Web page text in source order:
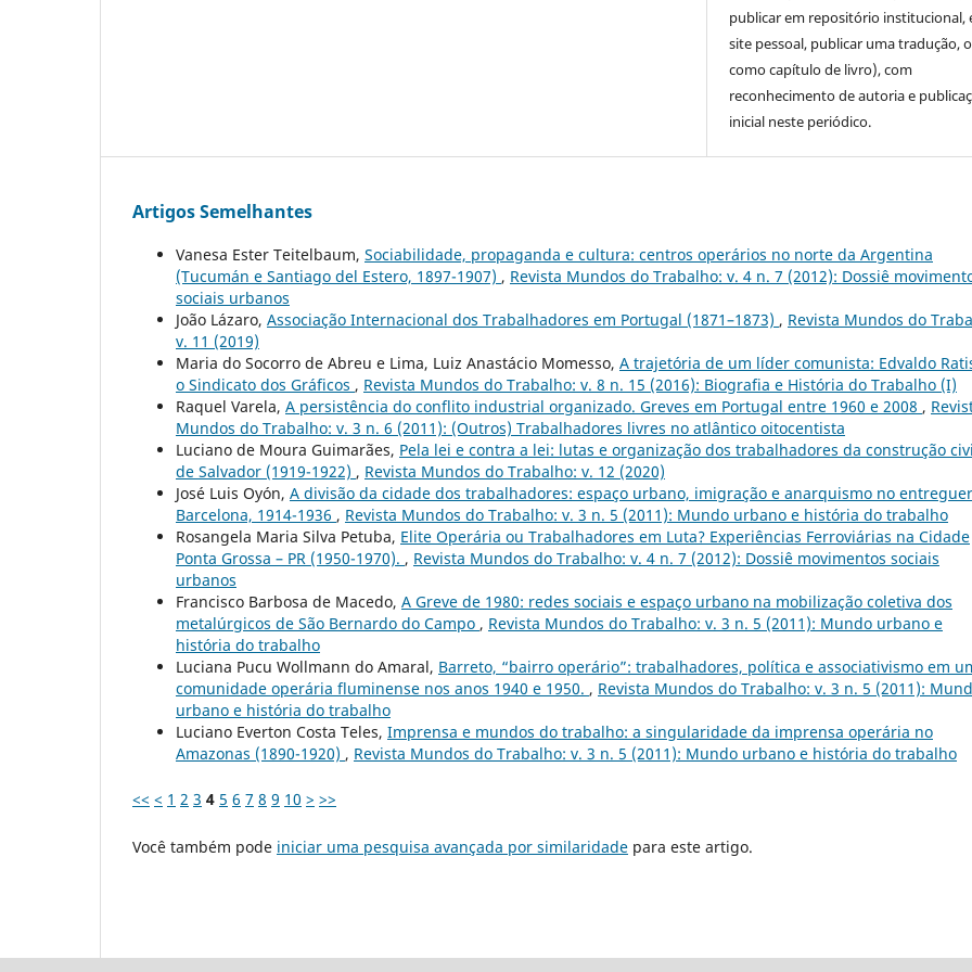
publicar em repositório institucional,
site pessoal, publicar uma tradução,
como capítulo de livro), com
reconhecimento de autoria e
inicial neste periódico.
Artigos Semelhantes
Vanesa Ester Teitelbaum, Sociabilidade, propaganda e cultura: centros operários no norte da Argentina
(Tucumán e Santiago del Estero, 1897-1907) , Revista Mundos do Trabalho: v. 4 n. 7 (2012): Dossiê
sociais urbanos
João Lázaro, Associação Internacional dos Trabalhadores em Portugal (1871–1873) , Revista Mundos do
v. 11 (2019)
Maria do Socorro de Abreu e Lima, Luiz Anastácio Momesso, A trajetória de um líder comunista: Edvaldo
o Sindicato dos Gráficos , Revista Mundos do Trabalho: v. 8 n. 15 (2016): Biografia e História do Trabalho (I)
Raquel Varela, A persistência do conflito industrial organizado. Greves em Portugal entre 1960 e 2008 ,
Mundos do Trabalho: v. 3 n. 6 (2011): (Outros) Trabalhadores livres no atlântico oitocentista
Luciano de Moura Guimarães, Pela lei e contra a lei: lutas e organização dos trabalhadores da construção
de Salvador (1919-1922) , Revista Mundos do Trabalho: v. 12 (2020)
José Luis Oyón, A divisão da cidade dos trabalhadores: espaço urbano, imigração e anarquismo no
Barcelona, 1914-1936 , Revista Mundos do Trabalho: v. 3 n. 5 (2011): Mundo urbano e história do trabalho
Rosangela Maria Silva Petuba, Elite Operária ou Trabalhadores em Luta? Experiências Ferroviárias na Cidade
Ponta Grossa – PR (1950-1970). , Revista Mundos do Trabalho: v. 4 n. 7 (2012): Dossiê movimentos sociais
urbanos
Francisco Barbosa de Macedo, A Greve de 1980: redes sociais e espaço urbano na mobilização coletiva dos
metalúrgicos de São Bernardo do Campo , Revista Mundos do Trabalho: v. 3 n. 5 (2011): Mundo urbano e
história do trabalho
Luciana Pucu Wollmann do Amaral, Barreto, “bairro operário”: trabalhadores, política e associativismo em
comunidade operária fluminense nos anos 1940 e 1950. , Revista Mundos do Trabalho: v. 3 n. 5 (2011):
urbano e história do trabalho
Luciano Everton Costa Teles, Imprensa e mundos do trabalho: a singularidade da imprensa operária no
Amazonas (1890-1920) , Revista Mundos do Trabalho: v. 3 n. 5 (2011): Mundo urbano e história do trabalho
<< < 1 2 3 4 5 6 7 8 9 10 > >>
Você também pode iniciar uma pesquisa avançada por similaridade para este artigo.